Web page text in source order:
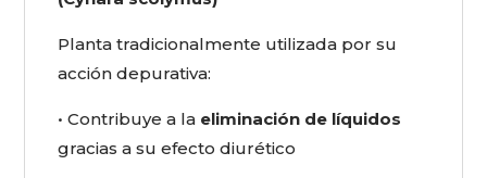
Planta tradicionalmente utilizada por su
acción depurativa:
• Contribuye a la eliminación de líquidos
gracias a su efecto diurético